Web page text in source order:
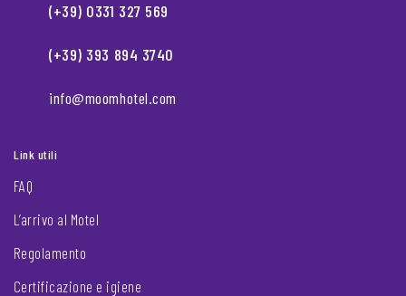
(+39) 0331 327 569
(+39) 393 894 3740
info@moomhotel.com
Link utili
FAQ
L’arrivo al Motel
Regolamento
Certificazione e igiene